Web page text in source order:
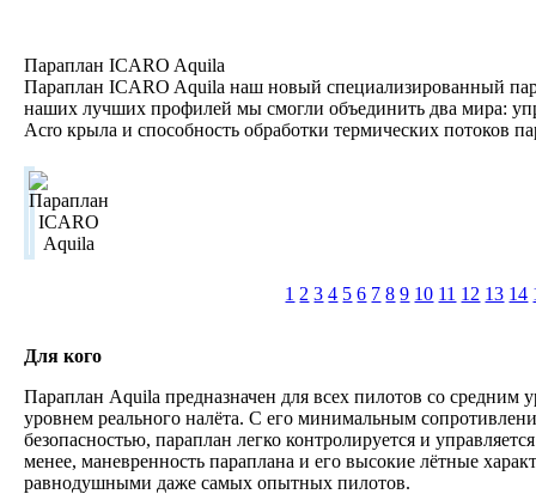
Параплан ICARO Aquila
Параплан ICARO Aquila наш новый специализированный
наших лучших профилей мы смогли объединить два мира:
Acro крыла и способность обработки термических потоков
1 2 3 4 5 6 7 8 9 10 11 12 13 14
Для кого
Параплан Aquila предназначен для всех пилотов со средним
уровнем реального налёта. С его минимальным
безопасностью, параплан легко контролируется и
менее, маневренность параплана и его высокие лётные
равнодушными даже самых опытных пилотов.